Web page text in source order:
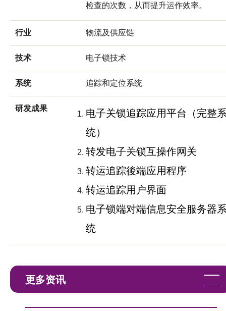
检查的次数，从而提升运作效率。
行业 物流及供应链
技术 电子锁技术
系统 追踪和定位系统
研发成果
电子关锁追踪应用平台（完整
统）
转发电子关锁互操作网关
转运追踪後端应用程序
转运追踪用户界面
电子锁端对端信息安全服务器
统
更多资讯